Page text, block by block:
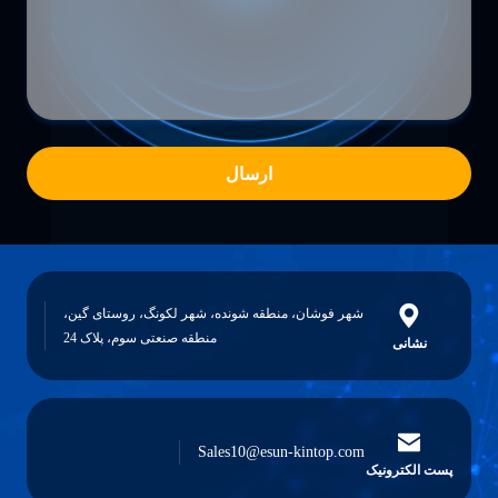
ارسال
نشانی
شهر فوشان، منطقه شونده، شهر لکونگ، روستای گین،
منطقه صنعتی سوم، پلاک 24
پست الکترونیک
Sales10@esun-kintop.com